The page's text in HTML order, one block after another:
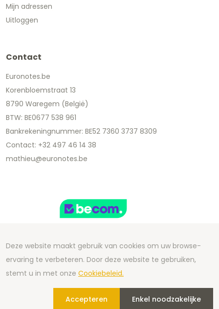
Mijn adressen
Uitloggen
Contact
Euronotes.be
Korenbloemstraat 13
8790 Waregem (België)
BTW: BE0677 538 961
Bankrekeningnummer: BE52 7360 3737 8309
Contact: +32 497 46 14 38
mathieu@euronotes.be
Copyright 2026 We Can Do Better Online BV
Development by 2mprove- Content by Euronotes.be
Deze website maakt gebruik van cookies om uw browse-
ervaring te verbeteren. Door deze website te gebruiken,
stemt u in met onze Cookiebeleid.
Accepteren Enkel noodzakelijke